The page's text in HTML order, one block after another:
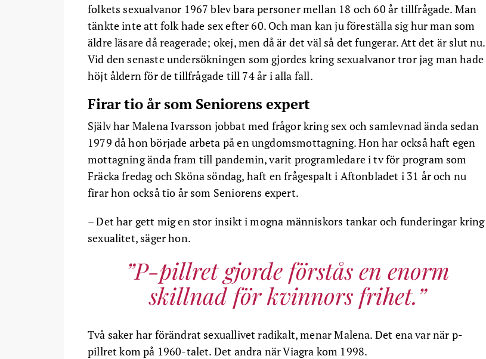
folkets sexualvanor 1967 blev bara personer mellan 18 och 60 år tillfrågade. Man
tänkte inte att folk hade sex efter 60. Och man kan ju föreställa sig hur man som
äldre läsare då reagerade; okej, men då är det väl så det fungerar. Att det är slut nu.
Vid den senaste undersökningen som gjordes kring sexualvanor tror jag man hade
höjt åldern för de tillfrågade till 74 år i alla fall.
Firar tio år som Seniorens expert
Själv har Malena Ivarsson jobbat med frågor kring sex och samlevnad ända sedan
1979 då hon började arbeta på en ungdomsmottagning. Hon har också haft egen
mottagning ända fram till pandemin, varit programledare i tv för program som
Fräcka fredag och Sköna söndag, haft en frågespalt i Aftonbladet i 31 år och nu
firar hon också tio år som Seniorens expert.
– Det har gett mig en stor insikt i mogna människors tankar och funderingar kring
sexualitet, säger hon.
P-pillret gjorde förstås en enorm
skillnad för kvinnors frihet.
Två saker har förändrat sexuallivet radikalt, menar Malena. Det ena var när p-
pillret kom på 1960-talet. Det andra när Viagra kom 1998.